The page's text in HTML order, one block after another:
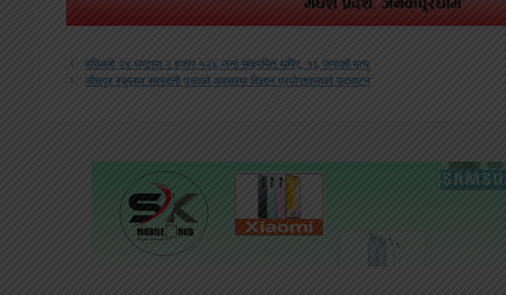
पछिल्लो २४ धण्टामा २ हजार ५२६ जना संक्रमित थपिए, १६ जनाको मृत्यु
जीतपुर स्कुलमा सरस्वती पुजाको अवसरमा विज्ञान प्रयोगशालाको उद्घाटन